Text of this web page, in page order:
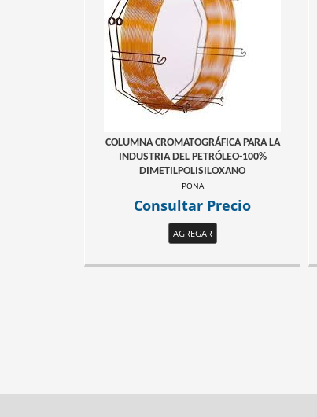
COLUMNA CROMATOGRÁFICA PARA LA
INDUSTRIA DEL PETRÓLEO-100%
DIMETILPOLISILOXANO
PONA
Consultar Precio
AGREGAR